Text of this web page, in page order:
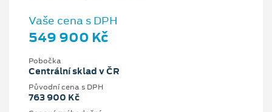
Vaše cena s DPH
549 900 Kč
Pobočka
Centrální sklad v ČR
Původní cena s DPH
763 900 Kč